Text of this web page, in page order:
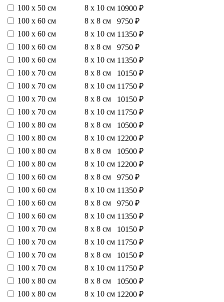
100 х 50 см
8 х 10 см 10900 ₽
100 х 60 см
8 х 8 см
9750 ₽
100 х 60 см
8 х 10 см 11350 ₽
100 х 60 см
8 х 8 см
9750 ₽
100 х 60 см
8 х 10 см 11350 ₽
100 х 70 см
8 х 8 см
10150 ₽
100 х 70 см
8 х 10 см 11750 ₽
100 х 70 см
8 х 8 см
10150 ₽
100 х 70 см
8 х 10 см 11750 ₽
100 х 80 см
8 х 8 см
10500 ₽
100 х 80 см
8 х 10 см 12200 ₽
100 х 80 см
8 х 8 см
10500 ₽
100 х 80 см
8 х 10 см 12200 ₽
100 х 60 см
8 х 8 см
9750 ₽
100 х 60 см
8 х 10 см 11350 ₽
100 х 60 см
8 х 8 см
9750 ₽
100 х 60 см
8 х 10 см 11350 ₽
100 х 70 см
8 х 8 см
10150 ₽
100 х 70 см
8 х 10 см 11750 ₽
100 х 70 см
8 х 8 см
10150 ₽
100 х 70 см
8 х 10 см 11750 ₽
100 х 80 см
8 х 8 см
10500 ₽
100 х 80 см
8 х 10 см 12200 ₽